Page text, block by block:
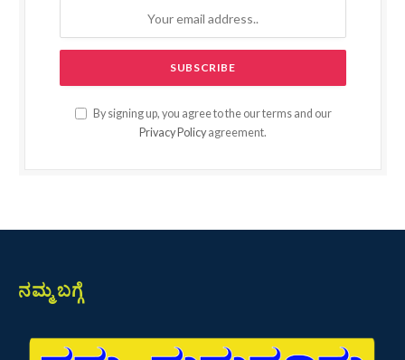
By signing up, you agree to the our terms and our
Privacy Policy agreement.
ನಮ್ಮ ಬಗ್ಗೆ